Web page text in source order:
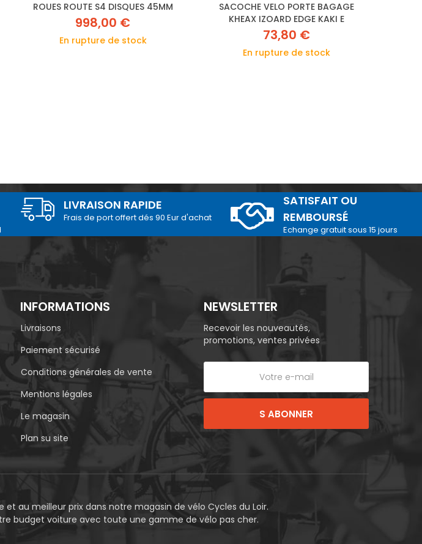
ROUES ROUTE S4 DISQUES 45MM
998,00 €
En rupture de stock
SACOCHE VELO PORTE BAGAGE
KHEAX IZOARD EDGE KAKI E
73,80 €
En rupture de stock
LIVRAISON RAPIDE
Frais de port offert dés 90 Eur d'achat
SATISFAIT OU
REMBOURSÉ
Echange gratuit sous 15 jours
INFORMATIONS
Livraisons
Paiement sécurisé
Conditions générales de vente
Mentions légales
Le magasin
Plan su site
NEWSLETTER
Recevoir les nouveautés,
promotions, ventes privées
S ABONNER
au meilleur prix dans notre magasin de vélo Cycles du Loir.
budget voiture avec toute une gamme de vélo pas cher.